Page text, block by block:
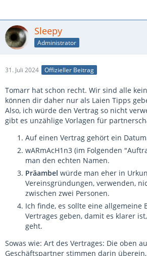
Sleepy
Administrator
31. Juli 2024 Offizieller Beitrag
Tomarr hat schon recht. Wir sind alle
können dir daher nur als Laien Tipps
Also, ich würde den Vertrag so nicht
gibt es unzählige Vorlagen für
Auf einen Vertrag gehört ein
wARmAcH1n3 (im Folgenden
man den echten Namen.
Präambel würde man eher in
Vereinsgründungen, verwenden,
zwischen zwei Personen.
Ich finde, es sollte eine allgemeine
Vertrages geben, damit es klarer
geht.
Sowas wie: Art des Vertrages: Die oben
Geschäftspartner stimmen darin